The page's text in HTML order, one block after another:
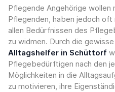
Pflegende Angehörige wollen
Pflegenden, haben jedoch oft
allen Bedürfnissen des
zu widmen. Durch die
Alltagshelfer in Schüttorf
Pflegebedürftigen nach den
Möglichkeiten in die
zu motivieren, ihre